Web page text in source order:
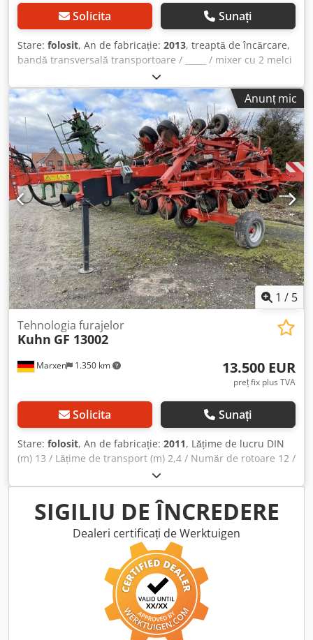
Solicita Sunați
Stare: folosit, An de fabricație: 2013, treaptă de încărcare,
bandă transversală transportoare / _____ / mixer cu 2 melci
/ picior de sprijin hidraulic / bandă de descărcare
posterioară / Codpfx Aoqrrtpoh Aorf
Anunț mic
1 / 5
Marxen 1.350 km
Tehnologia furajelor
Kuhn GF 13002
13.500 EUR
preț fix plus TVA
Solicita Sunați
Stare: folosit, An de fabricație: 2011, Lățime de lucru DIN
(m) 13 / Lățime de transport (m) 2,4 / Număr de rotoare 12 /
Număr de brațe cu dinți per rotor 6 / Tip atașare: tractat /
Echipare cu anvelope: Super-Ballon 16 x 6.50 - 8 /
Transmisie: cuplaj cu gheare DIGIDRIVE® / Greutate aprox.
(kg) 2550 / Dispozitiv pentru împrăștiere la margine
Credpeqrrrgofx Ah Ajf
SIGILIU DE ÎNCREDERE
Dealeri certificați de Werktuigen